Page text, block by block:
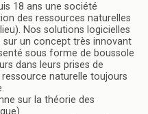
18 ans une société
des ressources naturelles
Nos solutions logicielles
sur un concept très innovant
sous forme de boussole
dans leurs prises de
naturelle toujours
sur la théorie des